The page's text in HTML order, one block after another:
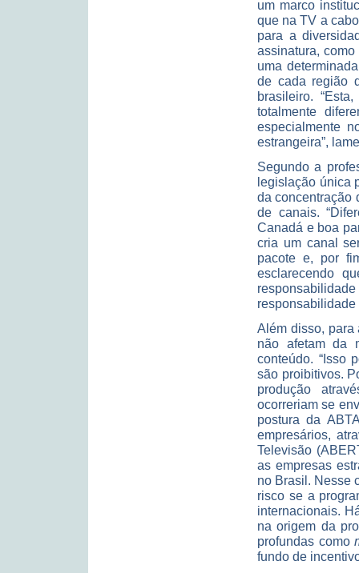
um marco
que na TV a
para a
assinatura,
uma
de cada região
brasileiro.
totalmente
especialmente
estrangeira”,
Segundo a
legislação única
da concentração
de canais.
Canadá e boa
cria um canal
pacote e, por
esclarecendo
Além disso, para
não afetam da
conteúdo. “Isso
são proibitivos.
produção
ocorreriam se
postura da
empresários,
Televisão
as empresas
no Brasil. Nesse
risco se a
internacionais.
na origem da
profundas como
fundo de